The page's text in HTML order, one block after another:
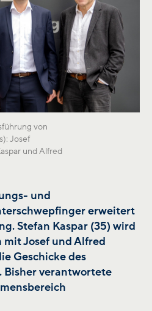
und
erweitert
Stefan Kaspar (35) wird
Josef und Alfred
Geschicke des
Bisher verantwortete
von
Josef
und Alfred